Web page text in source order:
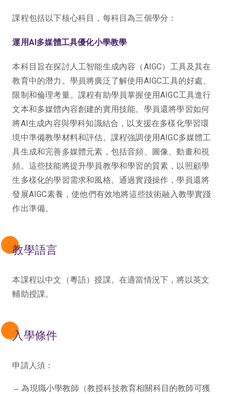
課程包括以下核心科目，每科目為三個學分：
運用AI多媒體工具優化小學教學
本科目旨在探討人工智能生成內容（AIGC）工具及其在
教育中的潛力。學員將廣泛了解使用AIGC工具的好處、
限制和倫理考量。課程有助學員掌握使用AIGC工具進行
文本和多媒體內容創建的實用技能。學員還將學習如何
將AI生成內容與學科知識結合，以支援在多樣化學習環
境中準備教學材料和評估。課程強調使用AIGC多媒體工
具生成和完善多媒體元素，包括音頻、圖像、動畫和視
頻。這些技能將提升學員教學和學習的質素，以照顧學
生多樣化的學習需求和風格。通過實踐操作，學員還將
發展AIGC素養，使他們有效地將這些技術融入教學實踐
作出準備。
教學語言
本課程以中文（粵語）授課。在適當情況下，將以英文
輔助授課。
入學條件
申請人須：
為現職小學教師（教授科技教育相關科目的教師可獲